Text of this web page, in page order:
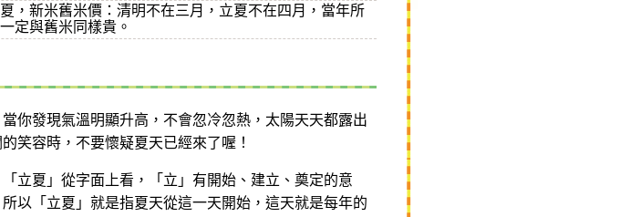
，新米舊米價：清明不在三月，立夏不在四月，當年所
定與舊米同樣貴。
當你發現氣溫明顯升高，不會忽冷忽熱，太陽天天都露出
笑容時，不要懷疑夏天已經來了喔！
夏」從字面上看，「立」有開始、建立、奠定的意
以「立夏」就是指夏天從這一天開始，這天就是每年的